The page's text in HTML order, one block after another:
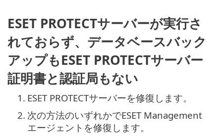
ESET PROTECTサーバーが実行さ
れておらず、データベースバック
アップもESET PROTECTサーバー
証明書と認証局もない
1. ESET PROTECTサーバーを修復します。
2. 次の方法のいずれかでESET Management
エージェントを修復します。